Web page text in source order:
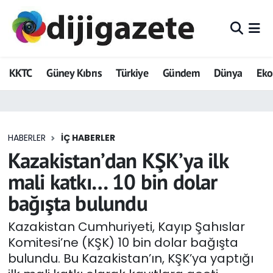
KKTC Güney Kıbrıs Türkiye Gündem Dünya
HABERLER İÇ HABERLER
Kazakistan’dan KŞK’ya ilk
mali katkı… 10 bin dolar
bağışta bulundu
Kazakistan Cumhuriyeti, Kayıp Şahıslar
Komitesi’ne (KŞK) 10 bin dolar bağışta
bulundu. Bu Kazakistan’ın, KŞK’ya yaptığı
ADVERTORIAL
Dijigazete
Eğitim
Ekonomi
Foto Galeri
GEZİ
Güncel
Hava Durumu
Trafik Durumu
Tüm Manşetler
Son Dakika Haberleri
Haber Arşivi